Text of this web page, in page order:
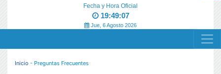
Fecha y Hora Oficial
19:49:07
Jue, 6 Agosto 2026
MENÚ RESPONSIVE
Inicio - Preguntas Frecuentes